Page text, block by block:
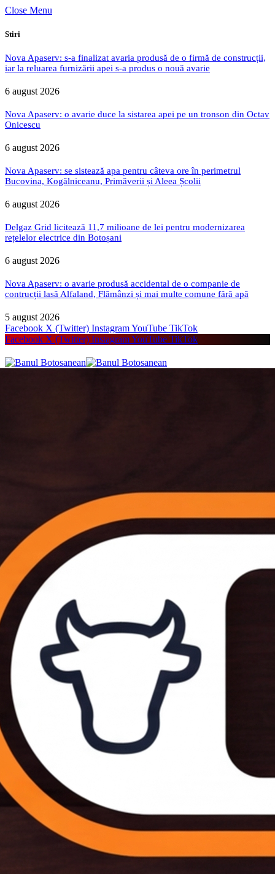
Close Menu
Stiri
Nova Apaserv: s-a finalizat avaria produsă de o firmă de construcții,
iar la reluarea furnizării apei s-a produs o nouă avarie
6 august 2026
Nova Apaserv: o avarie duce la sistarea apei pe un tronson din Octav
Onicescu
6 august 2026
Nova Apaserv: se sistează apa pentru câteva ore în perimetrul
Bucovina, Kogălniceanu, Primăverii și Aleea Școlii
6 august 2026
Delgaz Grid licitează 11,7 milioane de lei pentru modernizarea
rețelelor electrice din Botoșani
6 august 2026
Nova Apaserv: o avarie produsă accidental de o companie de
contrucții lasă Alfaland, Flămânzi și mai multe comune fără apă
5 august 2026
Facebook X (Twitter) InstagramYouTube TikTok
Facebook X (Twitter) InstagramYouTube TikTok